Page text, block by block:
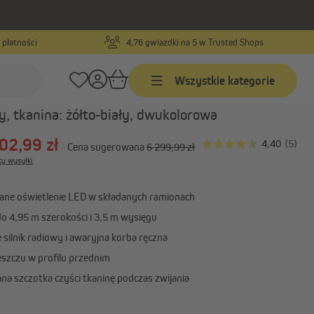
4,76 gwiazdki na 5 w Trusted Shops
Wszystkie kategorie
Markizy
rozmiarach
Markizy z ramionami
przegubowymi
Pokaż wszystko
1000028766
kasecie Quadris LED3,95 x 3 m,
tkanina: żółto-biały, dwukolorowa
zł Cena sugerowana6 299,99 zł
wysyłki
oświetlenie LED w składanych ramionach
4,95 m szerokości i 3,5 m wysięgu
silnik radiowy i awaryjna korba ręczna
w profilu przednim
szczotka czyści tkaninę podczas zwijania